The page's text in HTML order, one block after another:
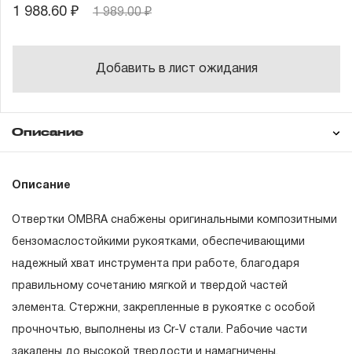
1 988.60 ₽ 1 989.00 ₽
Добавить в лист ожидания
Описание
Состав товара
Описание
Отвертки OMBRA снабжены оригинальными композитными
бензомаслостойкими рукоятками, обеспечивающими
надежный хват инструмента при работе, благодаря
правильному сочетанию мягкой и твердой частей
элемента. Стержни, закрепленные в рукоятке с особой
прочночтью, выполнены из Cr-V стали. Рабочие части
Понятие «ПОЖИЗНЕННАЯ ГАРАНТИЯ».
1.1 Понятие «ПОЖИЗНЕННАЯ ГАРАНТИЯ» включает в
себя признание неограниченного срока поддержания
гарантийных обязательств в течение всего периода
Отвертка стержневая ROUND GRIP Phillips РН1
Отвертка стержневая ROUND GRIP Phillips РН2
х 100 мм
х 150 мм
шлицем SL5 х 75 мм